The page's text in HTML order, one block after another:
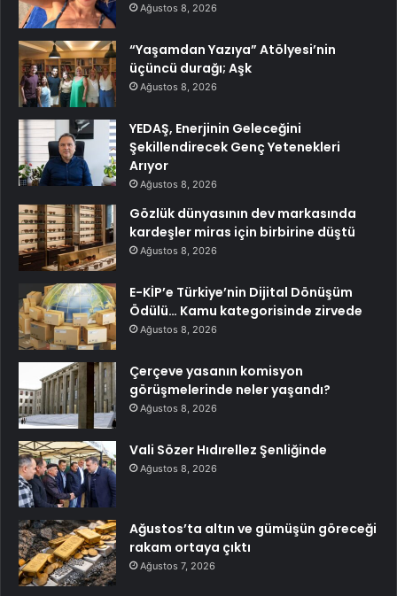
Ağustos 8, 2026
“Yaşamdan Yazıya” Atölyesi’nin
üçüncü durağı; Aşk
Ağustos 8, 2026
YEDAŞ, Enerjinin Geleceğini
Şekillendirecek Genç Yetenekleri
Arıyor
Ağustos 8, 2026
Gözlük dünyasının dev markasında
kardeşler miras için birbirine düştü
Ağustos 8, 2026
E-KİP’e Türkiye’nin Dijital Dönüşüm
Ödülü… Kamu kategorisinde zirvede
Ağustos 8, 2026
Çerçeve yasanın komisyon
görüşmelerinde neler yaşandı?
Ağustos 8, 2026
Vali Sözer Hıdırellez Şenliğinde
Ağustos 8, 2026
Ağustos’ta altın ve gümüşün göreceği
rakam ortaya çıktı
Ağustos 7, 2026